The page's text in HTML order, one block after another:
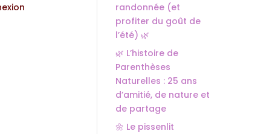
randonnée (et
profiter du goût de
l’été) 🌿
🌿 L’histoire de
Parenthèses
Naturelles : 25 ans
d’amitié, de nature et
de partage
🌼 Le pissenlit